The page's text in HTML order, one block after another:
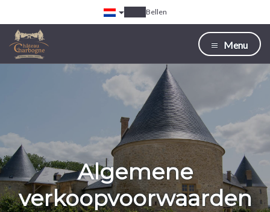
Bellen
Menu
Algemene
verkoopvoorwaarden